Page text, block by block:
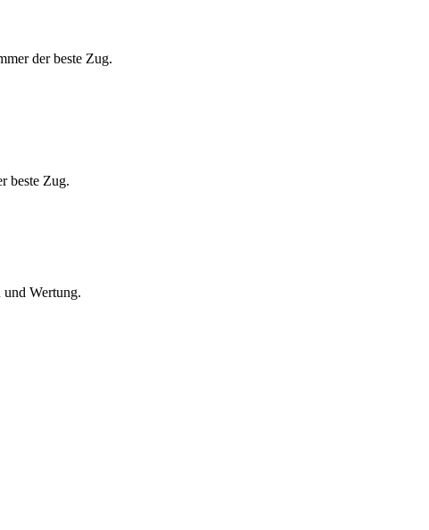
der beste Zug.
beste Zug.
Wertung.